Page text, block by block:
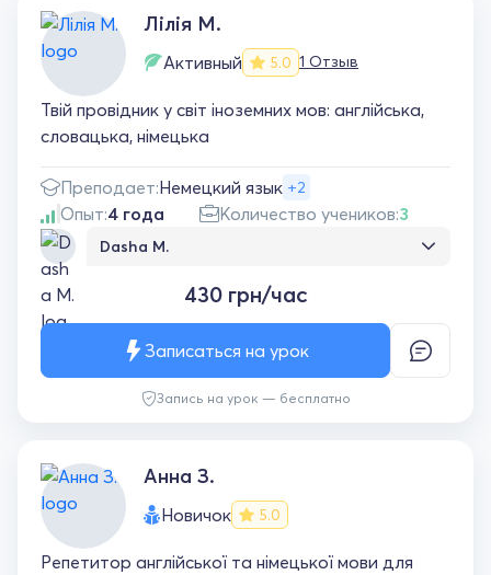
Лілія М.
Активный 5.0 1 Отзыв
Твій провідник у світ іноземних мов: англійська,
словацька, німецька
Преподает:Немецкий язык +2
Опыт:4 года Количество учеников:3
Dasha M.
показывается и поправляется. Очень
430 грн/час
Запись на урок — бесплатно
Записаться на урок
Анна З.
Новичок 5.0
Репетитор англійської та німецької мови для